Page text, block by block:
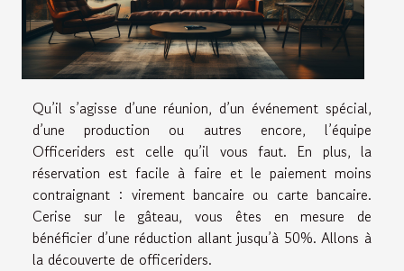
Qu’il s’agisse d’une réunion, d’un événement spécial,
d’une production ou autres encore, l’équipe
Officeriders est celle qu’il vous faut. En plus, la
réservation est facile à faire et le paiement moins
contraignant : virement bancaire ou carte bancaire.
Cerise sur le gâteau, vous êtes en mesure de
bénéficier d’une réduction allant jusqu’à 50%. Allons à
la découverte de officeriders.